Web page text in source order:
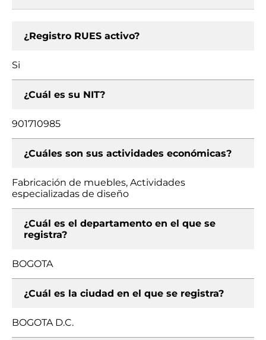
¿Registro RUES activo?
Si
¿Cuál es su NIT?
901710985
¿Cuáles son sus actividades económicas?
Fabricación de muebles, Actividades
especializadas de diseño
¿Cuál es el departamento en el que se
registra?
BOGOTA
¿Cuál es la ciudad en el que se registra?
BOGOTA D.C.